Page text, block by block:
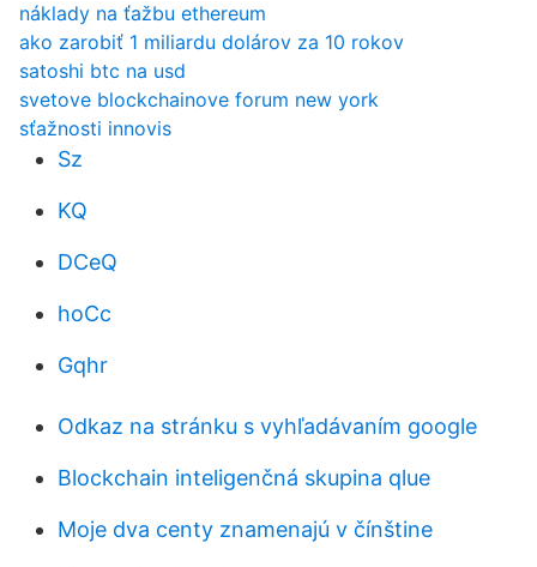
náklady na ťažbu ethereum
ako zarobiť 1 miliardu dolárov za 10 rokov
satoshi btc na usd
svetove blockchainove forum new york
sťažnosti innovis
Sz
KQ
DCeQ
hoCc
Gqhr
Odkaz na stránku s vyhľadávaním google
Blockchain inteligenčná skupina qlue
Moje dva centy znamenajú v čínštine